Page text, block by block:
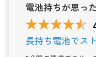
電池持ちが思っ
長持ち電池でス